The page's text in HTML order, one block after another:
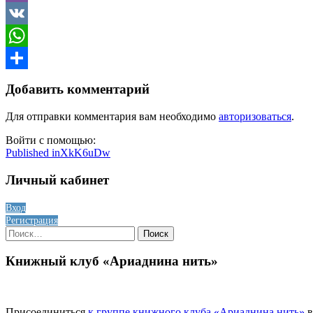
Viber
VK
WhatsApp
Добавить комментарий
Для отправки комментария вам необходимо авторизоваться.
Войти с помощью:
Навигация
по
Published inXkK6uDw
Личный кабинет
Вход
Регистрация
Найти:
Книжный клуб «Ариаднина нить»